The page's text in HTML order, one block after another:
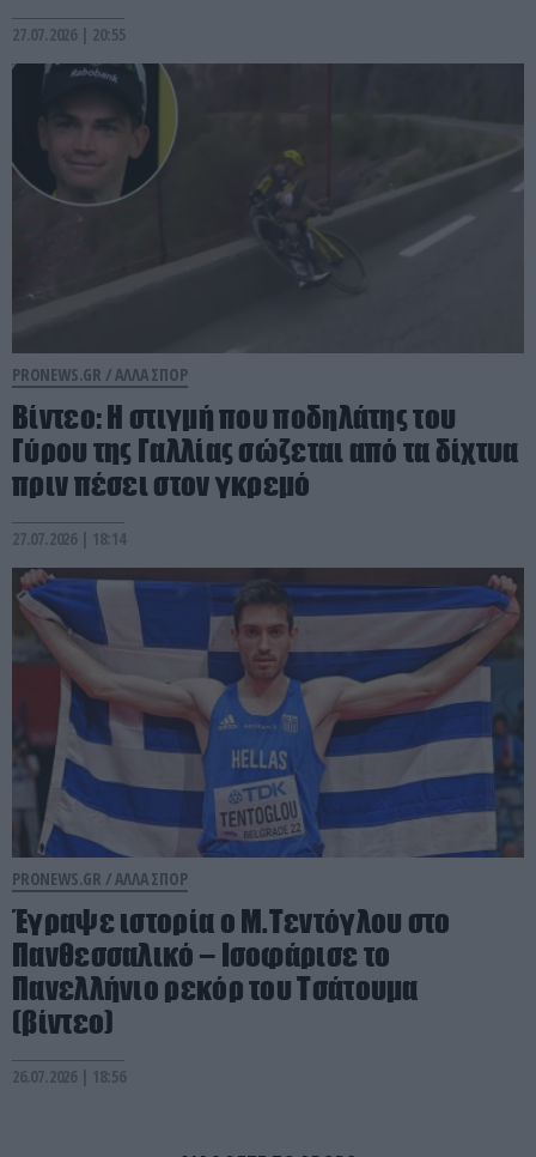
27.07.2026 | 20:55
PRONEWS.GR /ΑΛΛΑ ΣΠΟΡ
Βίντεο: Η στιγμή που ποδηλάτης του
Γύρου της Γαλλίας σώζεται από τα δίχτυα
πριν πέσει στον γκρεμό
27.07.2026 | 18:14
PRONEWS.GR /ΑΛΛΑ ΣΠΟΡ
Έγραψε ιστορία ο Μ.Τεντόγλου στο
Πανθεσσαλικό – Ισοφάρισε το
Πανελλήνιο ρεκόρ του Τσάτουμα
(βίντεο)
26.07.2026 | 18:56